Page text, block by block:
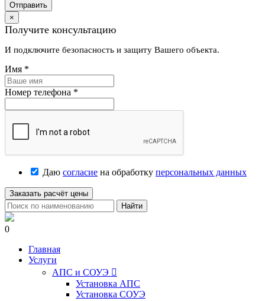
Отправить
×
Получите консультацию
И подключите безопасность и защиту Вашего объекта.
Имя *
Номер телефона *
Даю согласие на обработку персональных данных
Заказать расчёт цены
Найти
0
Главная
Услуги
АПС и СОУЭ 
Установка АПС
Установка СОУЭ